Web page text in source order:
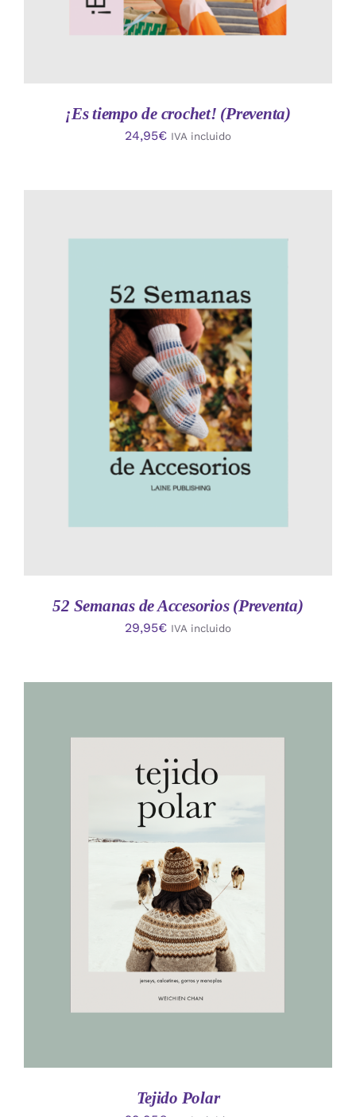
¡Es tiempo de crochet! (Preventa)
24,95€ IVA incluido
AÑADIR AL CARRITO
/
52 Semanas de Accesorios (Preventa)
29,95€ IVA incluido
AÑADIR AL CARRITO
/
Tejido Polar